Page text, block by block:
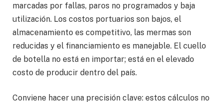
marcadas por fallas, paros no programados y baja
utilización. Los costos portuarios son bajos, el
almacenamiento es competitivo, las mermas son
reducidas y el financiamiento es manejable. El cuello
de botella no está en importar; está en el elevado
costo de producir dentro del país.
Conviene hacer una precisión clave: estos cálculos no